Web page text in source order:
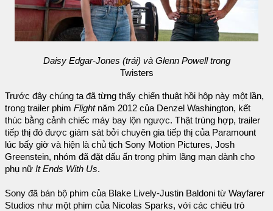
Daisy Edgar-Jones (trái) và Glenn Powell trong
Twisters
Trước đây chúng ta đã từng thấy chiến thuật hồi hộp này một lần,
trong trailer phim Flightnăm 2012 của Denzel Washington, kết
thúc bằng cảnh chiếc máy bay lộn ngược. Thật trùng hợp, trailer
tiếp thị đó được giám sát bởi chuyên gia tiếp thị của Paramount
lúc bấy giờ và hiện là chủ tịch Sony Motion Pictures, Josh
Greenstein, nhóm đã đặt dấu ấn trong phim lãng mạn dành cho
phụ nữ It Ends With Us.
Sony đã bán bộ phim của Blake Lively-Justin Baldoni từ Wayfarer
Studios như một phim của Nicolas Sparks, với các chiêu trò